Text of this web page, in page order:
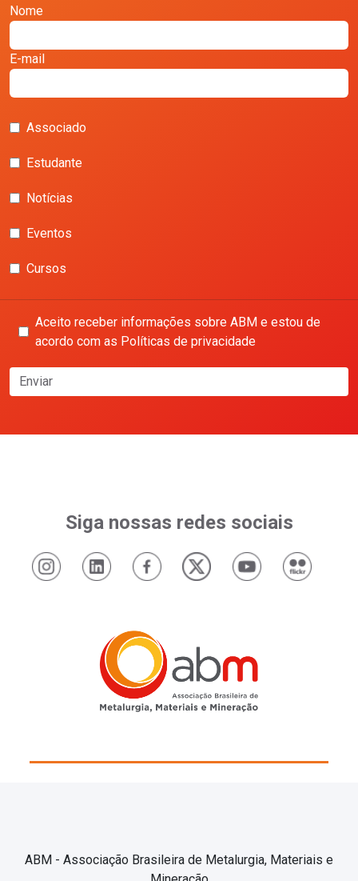
Nome
E-mail
Associado
Estudante
Notícias
Eventos
Cursos
Aceito receber informações sobre ABM e estou de
acordo com as Políticas de privacidade
Enviar
Siga nossas redes sociais
ABM - Associação Brasileira de Metalurgia, Materiais e